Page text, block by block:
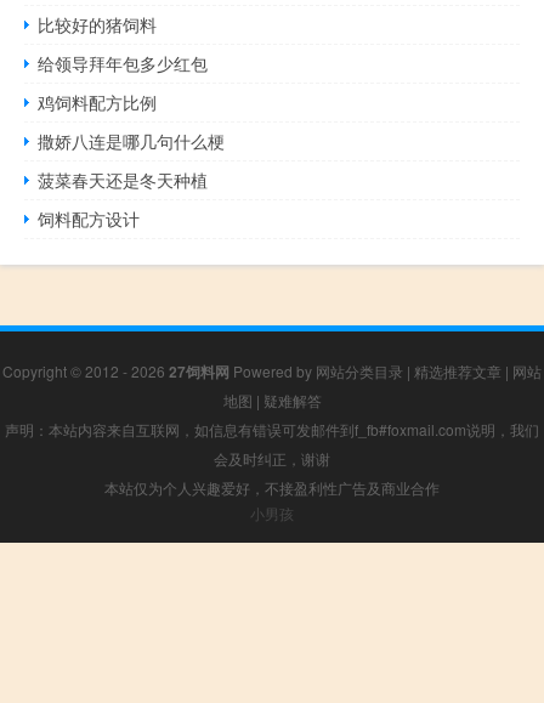
比较好的猪饲料
给领导拜年包多少红包
鸡饲料配方比例
撒娇八连是哪几句什么梗
菠菜春天还是冬天种植
饲料配方设计
Copyright © 2012 - 2026 27饲料网 Powered by 网站分类目录 | 精选推荐文章 | 网站
地图 | 疑难解答
声明：本站内容来自互联网，如信息有错误可发邮件到f_fb#foxmail.com说明，我们
会及时纠正，谢谢
本站仅为个人兴趣爱好，不接盈利性广告及商业合作
小男孩